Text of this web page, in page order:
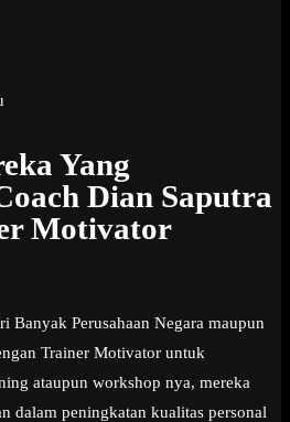
Yang
Dian Saputra
Motivator
Banyak Perusahaan Negara maupun
Trainer Motivator untuk
ataupun workshop nya, mereka
dalam peningkatan kualitas personal